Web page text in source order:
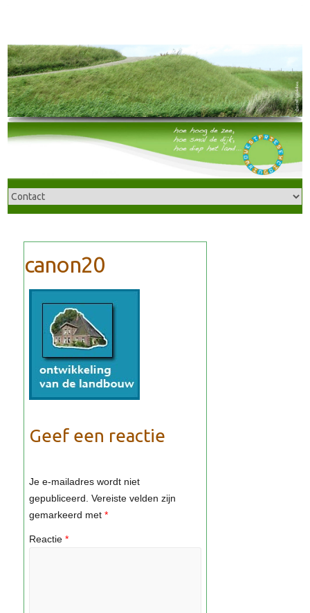
Geef een reactie
Je e-mailadres wordt niet
gepubliceerd. Vereiste velden zijn
gemarkeerd met *
Reactie *